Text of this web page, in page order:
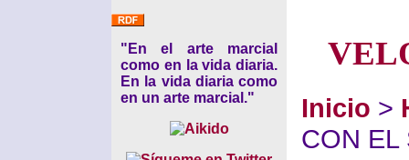
"En el arte marcial
como en la vida diaria.
En la vida diaria como
en un arte marcial."
Inicio >
CON EL